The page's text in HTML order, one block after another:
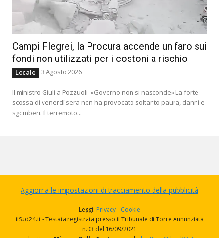
si è fatto carico di smentire.
Leggi anche:
Campania, la «provincia
addormentata» ostaggio della cattiva
politica
Pd, 5S e Leu hanno deciso di presentare in
Parlamento una mozione per lo
rilanciando agli onori della cronaca, quel
vituperato «arco costituzionale», che si
pensava cancellato per sempre da quel